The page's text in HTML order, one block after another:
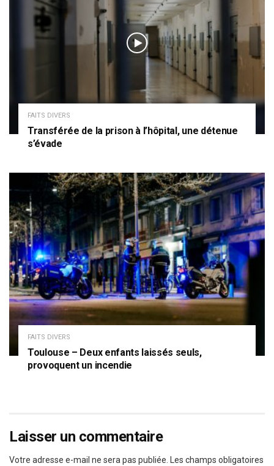
FAITS DIVERS
Transférée de la prison à l’hôpital, une détenue
s’évade
FAITS DIVERS
Toulouse – Deux enfants laissés seuls,
provoquent un incendie
Laisser un commentaire
Votre adresse e-mail ne sera pas publiée.
Les champs obligatoires